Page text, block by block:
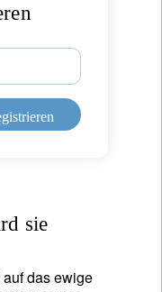
sie
das ewige